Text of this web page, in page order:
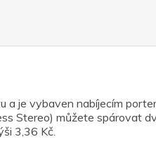
je vybaven nabíjecím
Stereo) můžete spárovat
3,36 Kč.